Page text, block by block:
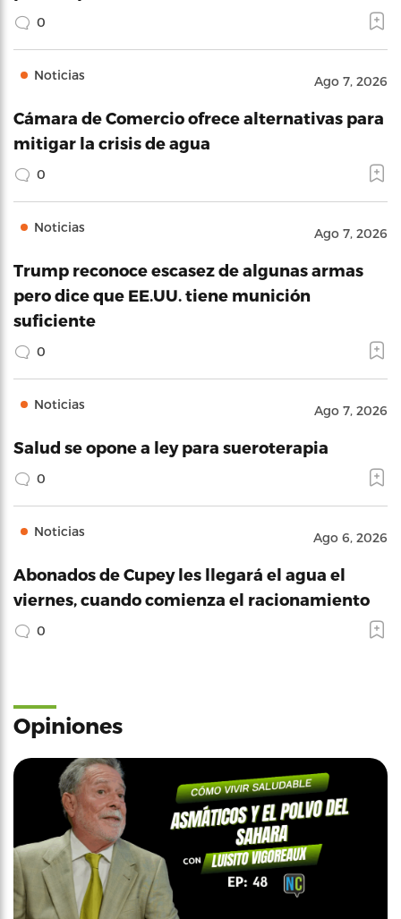
0
Noticias Ago 7, 2026
Cámara de Comercio ofrece alternativas para
mitigar la crisis de agua
0
Noticias Ago 7, 2026
Trump reconoce escasez de algunas armas
pero dice que EE.UU. tiene munición
suficiente
0
Noticias Ago 7, 2026
Salud se opone a ley para sueroterapia
0
Noticias Ago 6, 2026
Abonados de Cupey les llegará el agua el
viernes, cuando comienza el racionamiento
0
Opiniones